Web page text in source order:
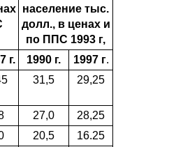
население тыс.
долл., в ценах и
по ППС 1993 г,
г. 1990 г. 1997 г.
31,5 29,25
27,0
28,25
20,5
16.25